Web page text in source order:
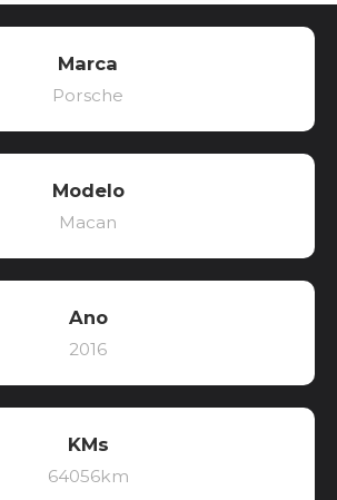
Marca
Porsche
Modelo
Macan
Ano
2016
KMs
64056km